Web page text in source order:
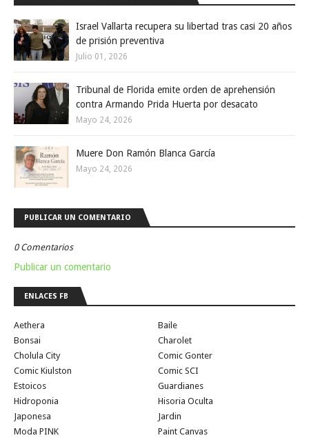
Israel Vallarta recupera su libertad tras casi 20 años
de prisión preventiva
Julio 01, 2026
Tribunal de Florida emite orden de aprehensión
contra Armando Prida Huerta por desacato
Mayo 24, 2026
Muere Don Ramón Blanca García
Mayo 24, 2026
PUBLICAR UN COMENTARIO
0 Comentarios
Publicar un comentario
ENLACES FB
Aethera
Baile
Bonsai
Charolet
Cholula City
Comic Gonter
Comic Kiulston
Comic SCI
Estoicos
Guardianes
Hidroponia
Hisoria Oculta
Japonesa
Jardin
Moda PINK
Paint Canvas